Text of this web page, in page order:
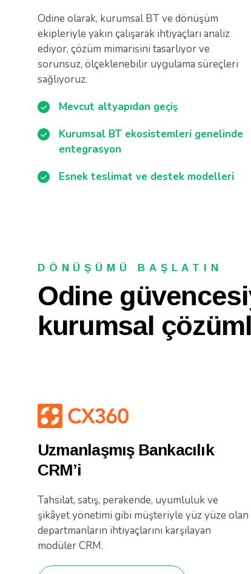
Odine olarak, kurumsal BT ve dönüşüm
ekipleriyle yakın çalışarak ihtiyaçları analiz
ediyor, çözüm mimarisini tasarlıyor ve
sorunsuz, ölçeklenebilir uygulama süreçleri
sağlıyoruz.
Mevcut altyapıdan geçiş
Kurumsal BT ekosistemleri genelinde
entegrasyon
Esnek teslimat ve destek modelleri
DÖNÜŞÜMÜ BAŞLATIN
Odine
kurumsal
Uzmanlaşmış Bankacılık
CRM’i
Tahsilat, satış, perakende, uyumluluk ve
şikâyet yönetimi gibi müşteriyle yüz yüze olan
departmanların ihtiyaçlarını karşılayan
modüler CRM.